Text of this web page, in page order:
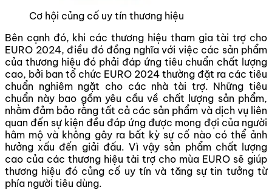
Cơ hội củng cố uy tín thương hiệu
Bên cạnh đó, khi các thương hiệu tham gia tài trợ cho
EURO 2024, điều đó đồng nghĩa với việc các sản phẩm
của thương hiệu đó phải đáp ứng tiêu chuẩn chất lượng
cao, bởi ban tổ chức EURO 2024 thường đặt ra các tiêu
chuẩn nghiêm ngặt cho các nhà tài trợ. Những tiêu
chuẩn này bao gồm yêu cầu về chất lượng sản phẩm,
nhằm đảm bảo rằng tất cả các sản phẩm và dịch vụ liên
quan đến sự kiện đều đáp ứng được mong đợi của người
hâm mộ và không gây ra bất kỳ sự cố nào có thể ảnh
hưởng xấu đến giải đấu. Vì vậy sản phẩm chất lượng
cao của các thương hiệu tài trợ cho mùa EURO sẽ giúp
thương hiệu đó củng cố uy tín và tăng sự tin tưởng từ
phía người tiêu dùng.